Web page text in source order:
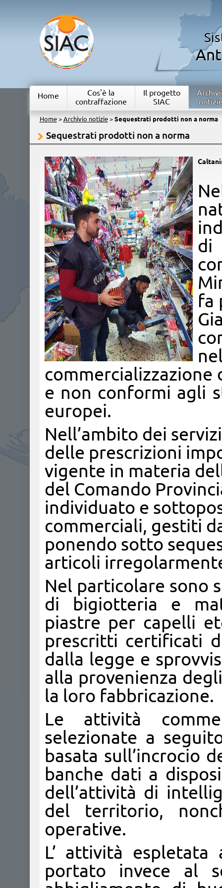
Home
Cos'è la
contraffazione
Il progetto
SIAC
Home> Archivio notizie> Sequestrati prodotti non a norma
Sequestrati prodotti non a norma
di
fa
e non conformi agli
europei.
Nell’ambito dei
delle prescrizioni
vigente in materia
del Comando
individuato e
commerciali, gestiti
ponendo sotto
articoli
Nel particolare sono
di bigiotteria e
piastre per capelli
prescritti certificati
dalla legge e
alla provenienza
la loro fabbricazione.
Le attività
selezionate a
basata sull’incrocio
banche dati a
dell’attività di
del territorio,
operative.
L’ attività
portato invece al